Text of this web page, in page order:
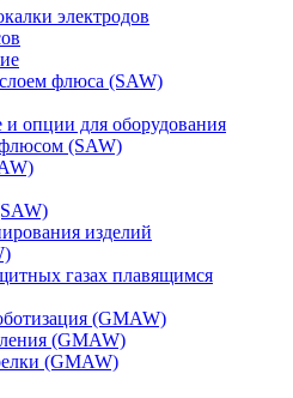
электродов
флюса (SAW)
опции для оборудования
флюсом (SAW)
изделий
газах плавящимся
(GMAW)
(GMAW)
(GMAW)